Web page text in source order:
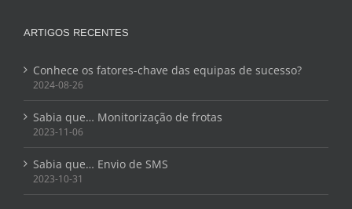
ARTIGOS RECENTES
Conhece os fatores-chave das equipas de sucesso?
2024-08-26
Sabia que… Monitorização de frotas
2023-11-06
Sabia que… Envio de SMS
2023-10-31